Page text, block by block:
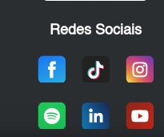
Redes Sociais